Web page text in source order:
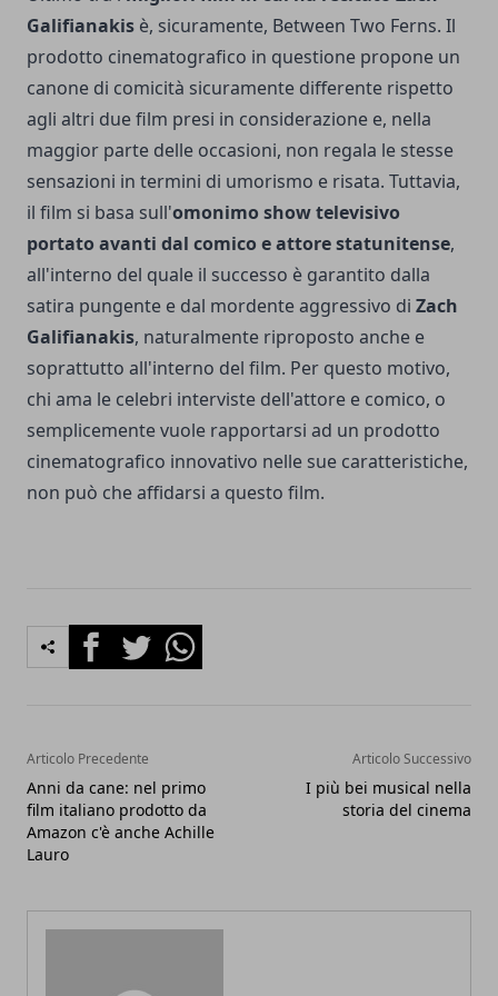
Galifianakis è, sicuramente, Between Two Ferns. Il
prodotto cinematografico in questione propone un
canone di comicità sicuramente differente rispetto
agli altri due film presi in considerazione e, nella
maggior parte delle occasioni, non regala le stesse
sensazioni in termini di umorismo e risata. Tuttavia,
il film si basa sull'omonimo show televisivo
portato avanti dal comico e attore statunitense,
all'interno del quale il successo è garantito dalla
satira pungente e dal mordente aggressivo di Zach
Galifianakis, naturalmente riproposto anche e
soprattutto all'interno del film. Per questo motivo,
chi ama le celebri interviste dell'attore e comico, o
semplicemente vuole rapportarsi ad un prodotto
cinematografico innovativo nelle sue caratteristiche,
non può che affidarsi a questo film.
FacebookTwitterWhatsapp
Articolo Precedente
Anni da cane: nel primo
film italiano prodotto da
Amazon c'è anche Achille
Lauro
Articolo Successivo
I più bei musical nella
storia del cinema